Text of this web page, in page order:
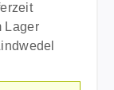
Lager